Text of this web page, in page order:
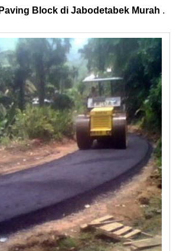
Block di Jabodetabek Murah .